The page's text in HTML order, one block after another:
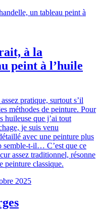
à la
peint à l’huile
pratique, surtout s’il
méthodes de peinture. Pour
huileuse que j’ai tout
je suis venu
avec une peinture plus
semble-t-il… C’est que ce
assez traditionnel, résonne
peinture classique.
2025